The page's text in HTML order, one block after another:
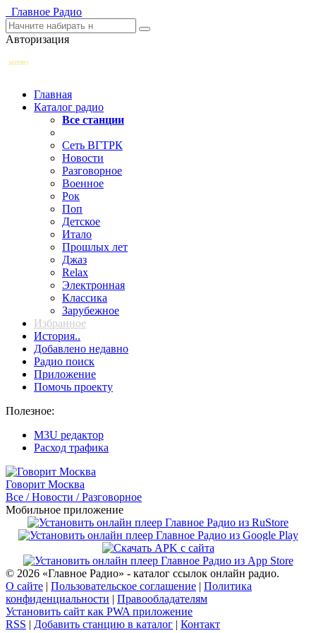
Главное Радио
Авторизация
меню
Главная
Каталог радио
Все станции
Сеть ВГТРК
Новости
Разговорное
Военное
Рок
Поп
Детское
Итало
Прошлых лет
Джаз
Relax
Электронная
Классика
Зарубежное
Избранное
История..
Добавлено недавно
Радио поиск
Приложение
Помочь проекту
Полезное:
M3U редактор
Расход трафика
Говорит Москва
Все / Новости / Разговорное
Мобильное приложение
© 2026 «Главное Радио» - каталог ссылок онлайн радио.
О сайте | Пользовательское соглашение | Политика
конфиденциальности | Правообладателям
Установить сайт как PWA приложение
RSS | Добавить станцию в каталог | Контакт